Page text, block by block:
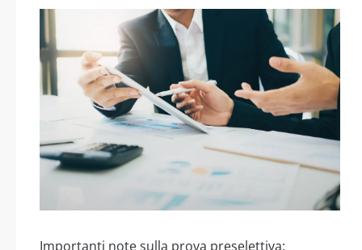
Importanti note sulla prova preselettiva: